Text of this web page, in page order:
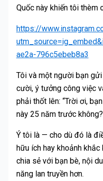
Quốc này khiến tôi thèm
https://
ae2a-796c5ebeb8a3
Tôi và một người bạn gửi
cười, ý tưởng công việc
phải thốt lên: “Trời ơi,
này 25 năm trước
Ý tôi là — cho dù đó là
hữu ích hay khoảnh
chia sẻ với bạn bè, nội
năng lan truyền hơn.